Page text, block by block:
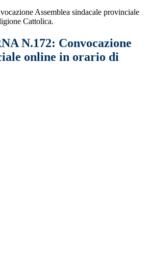
Assemblea sindacale provinciale
Cattolica.
N.172: Convocazione
online in orario di